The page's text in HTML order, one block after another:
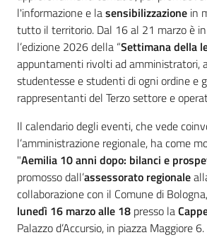
l'informazione e lasensibilizzazione in
tutto il territorio. Dal 16 al 21 marzo è
l’edizione 2026 della “Settimana della
appuntamenti rivolti ad amministratori,
studentesse e studenti di ogni ordine e
rappresentanti del Terzo settore e
Il calendario degli eventi, che vede
l’amministrazione regionale, ha come
"Aemilia 10 anni dopo: bilanci e
promosso dall’assessorato regionale
collaborazione con il Comune di
lunedì 16 marzo alle 18 presso la
Palazzo d’Accursio, in piazza Maggiore 6.